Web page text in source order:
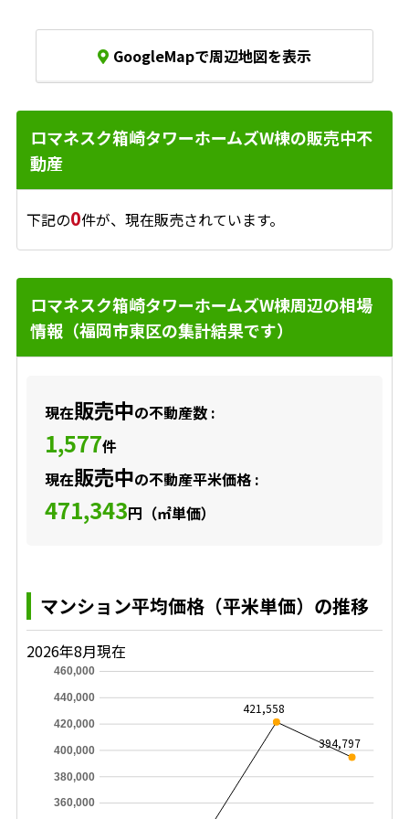
GoogleMapで周辺地図を表示
ロマネスク箱崎タワーホームズW棟の販売中不
動産
下記の0件が、現在販売されています。
ロマネスク箱崎タワーホームズW棟周辺の相場
情報（福岡市東区の集計結果です）
現在販売中の不動産数 :
1,577件
現在販売中の不動産平米価格 :
471,343円（㎡単価）
マンション平均価格（平米単価）の推移
2026年8月現在
360,000
380,000
400,000
420,000
440,000
460,000
421,558
394,797